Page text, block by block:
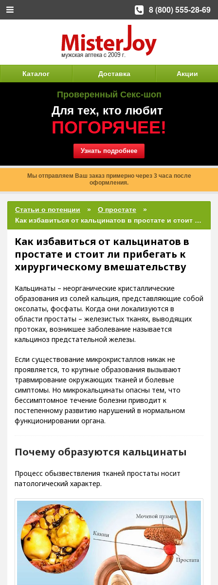
Каталог Доставка Акции
Проверенный Секс-шоп
Для тех, кто любит
ПОГОРЯЧЕЕ!
Узнать подробнее
Мы отправляем Ваш заказ примерно через 3 часа после
оформления.
Статьи о потенции
О простате
Как избавиться от кальцинатов в простате и стоит ли прибегать к хирургическому вмешательству
Как избавиться от кальцинатов в
простате и стоит ли прибегать к
хирургическому вмешательству
Кальцинаты – неорганические кристаллические
образования из солей кальция, представляющие собой
оксолаты, фосфаты. Когда они локализуются в
области простаты – железистых тканях, выводящих
протоках, возникшее заболевание называется
кальциноз предстательной железы.
Если существование микрокристаллов никак не
проявляется, то крупные образования вызывают
травмирование окружающих тканей и болевые
симптомы. Но микрокальцинаты опасны тем, что
бессимптомное течение болезни приводит к
постепенному развитию нарушений в нормальном
функционировании органа.
Почему образуются кальцинаты
Процесс обызвествления тканей простаты носит
патологический характер.
8 (800) 555-28-69